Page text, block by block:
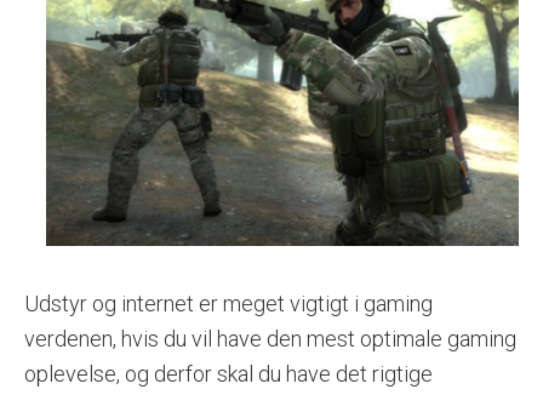
Udstyr og internet er meget vigtigt i gaming
verdenen, hvis du vil have den mest optimale gaming
oplevelse, og derfor skal du have det rigtige